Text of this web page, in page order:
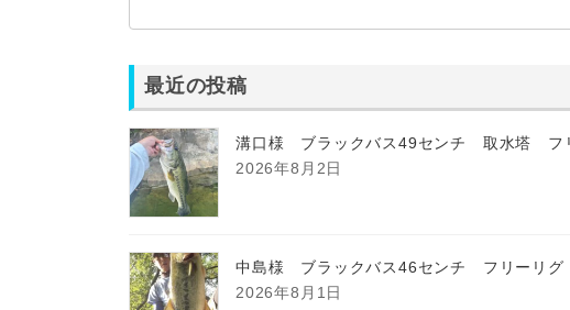
最近の投稿
溝口様 ブラックバス49センチ 取水塔 フ
2026年8月2日
中島様 ブラックバス46センチ フリーリ
2026年8月1日